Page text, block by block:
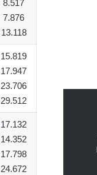
8.517
7.876
13.118
15.819
17.947
23.706
29.512
17.132
14.352
17.798
24.672